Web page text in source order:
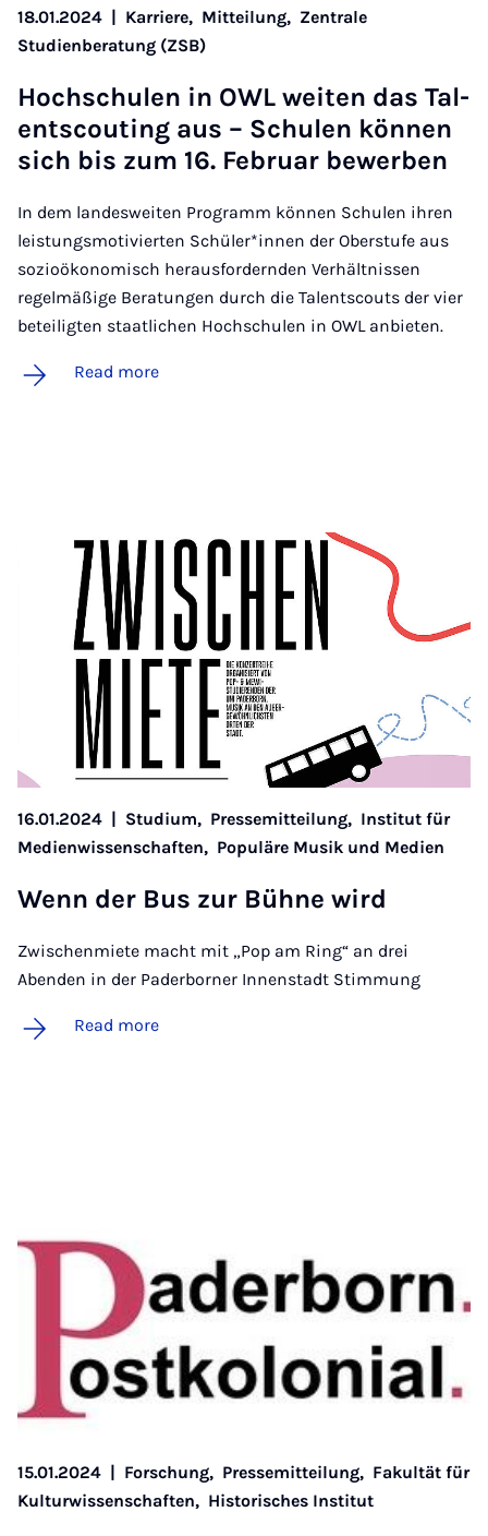
18.01.2024 | Karriere, Mitteilung, Zentrale
Studienberatung (ZSB)
Hoch­schu­len in OWL weiten das Tal­
entscout­ing aus – Schu­len können
sich bis zum 16. Feb­ru­ar be­w­er­ben
In dem landesweiten Programm können Schulen ihren
leistungsmotivierten Schüler*innen der Oberstufe aus
sozioökonomisch herausfordernden Verhältnissen
regelmäßige Beratungen durch die Talentscouts der vier
beteiligten staatlichen Hochschulen in OWL anbieten.
Read more
16.01.2024 | Studium, Pressemitteilung, Institut für
Medienwissenschaften, Populäre Musik und Medien
Wenn der Bus zur Bühne wird
Zwischenmiete macht mit „Pop am Ring“ an drei
Abenden in der Paderborner Innenstadt Stimmung
Read more
15.01.2024 Forschung, Pressemitteilung, Fakultät für
Kulturwissenschaften, Historisches Institut